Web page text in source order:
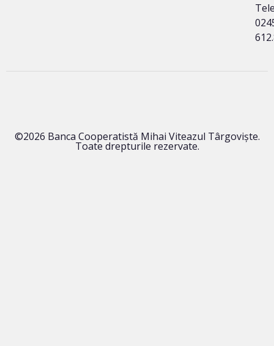
©2026 Banca Cooperatistă Mihai Viteazul Târgoviște.
Toate drepturile rezervate.